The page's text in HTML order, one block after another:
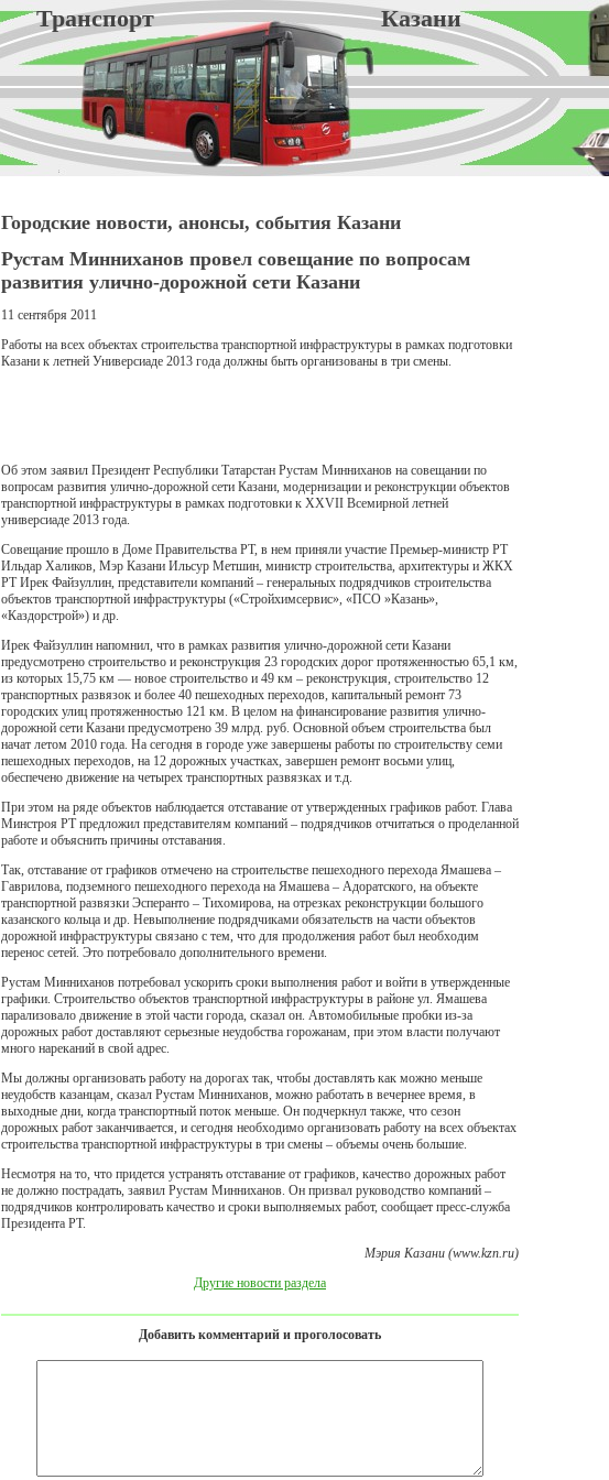
Транспорт Казани
Городские новости, анонсы, события Казани
Рустам Минниханов провел совещание по вопросам
развития улично-дорожной сети Казани
11 сентября 2011
Работы на всех объектах строительства транспортной инфраструктуры в рамках подготовки
Казани к летней Универсиаде 2013 года должны быть организованы в три смены.
Об этом заявил Президент Республики Татарстан Рустам Минниханов на совещании по
вопросам развития улично-дорожной сети Казани, модернизации и реконструкции объектов
транспортной инфраструктуры в рамках подготовки к XXVII Всемирной летней
универсиаде 2013 года.
Совещание прошло в Доме Правительства РТ, в нем приняли участие Премьер-министр РТ
Ильдар Халиков, Мэр Казани Ильсур Метшин, министр строительства, архитектуры и ЖКХ
РТ Ирек Файзуллин, представители компаний – генеральных подрядчиков строительства
объектов транспортной инфраструктуры («Стройхимсервис», «ПСО »Казань»,
«Каздорстрой») и др.
Ирек Файзуллин напомнил, что в рамках развития улично-дорожной сети Казани
предусмотрено строительство и реконструкция 23 городских дорог протяженностью 65,1 км,
из которых 15,75 км — новое строительство и 49 км – реконструкция, строительство 12
транспортных развязок и более 40 пешеходных переходов, капитальный ремонт 73
городских улиц протяженностью 121 км. В целом на финансирование развития улично-
дорожной сети Казани предусмотрено 39 млрд. руб. Основной объем строительства был
начат летом 2010 года. На сегодня в городе уже завершены работы по строительству семи
пешеходных переходов, на 12 дорожных участках, завершен ремонт восьми улиц,
обеспечено движение на четырех транспортных развязках и т.д.
При этом на ряде объектов наблюдается отставание от утвержденных графиков работ. Глава
Минстроя РТ предложил представителям компаний – подрядчиков отчитаться о проделанной
работе и объяснить причины отставания.
Так, отставание от графиков отмечено на строительстве пешеходного перехода Ямашева –
Гаврилова, подземного пешеходного перехода на Ямашева – Адоратского, на объекте
транспортной развязки Эсперанто – Тихомирова, на отрезках реконструкции большого
казанского кольца и др. Невыполнение подрядчиками обязательств на части объектов
дорожной инфраструктуры связано с тем, что для продолжения работ был необходим
перенос сетей. Это потребовало дополнительного времени.
Рустам Минниханов потребовал ускорить сроки выполнения работ и войти в утвержденные
графики. Строительство объектов транспортной инфраструктуры в районе ул. Ямашева
парализовало движение в этой части города, сказал он. Автомобильные пробки из-за
дорожных работ доставляют серьезные неудобства горожанам, при этом власти получают
много нареканий в свой адрес.
Мы должны организовать работу на дорогах так, чтобы доставлять как можно меньше
неудобств казанцам, сказал Рустам Минниханов, можно работать в вечернее время, в
выходные дни, когда транспортный поток меньше. Он подчеркнул также, что сезон
дорожных работ заканчивается, и сегодня необходимо организовать работу на всех объектах
строительства транспортной инфраструктуры в три смены – объемы очень большие.
Несмотря на то, что придется устранять отставание от графиков, качество дорожных работ
не должно пострадать, заявил Рустам Минниханов. Он призвал руководство компаний –
подрядчиков контролировать качество и сроки выполняемых работ, сообщает пресс-служба
Президента РТ.
Мэрия Казани (www.kzn.ru)
Другие новости раздела
Добавить комментарий и проголосовать